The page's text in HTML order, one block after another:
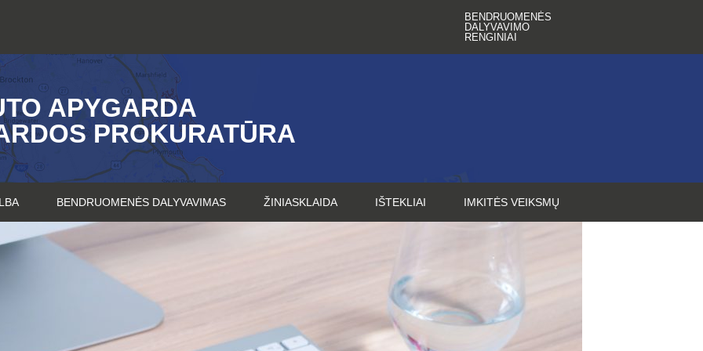
BENDRUOMENĖS
DALYVAVIMO
RENGINIAI
APYGARDA
PROKURATŪRA
BENDRUOMENĖS DALYVAVIMAS ŽINIASKLAIDA IŠTEKLIAI IMKITĖS VEIKSMŲ